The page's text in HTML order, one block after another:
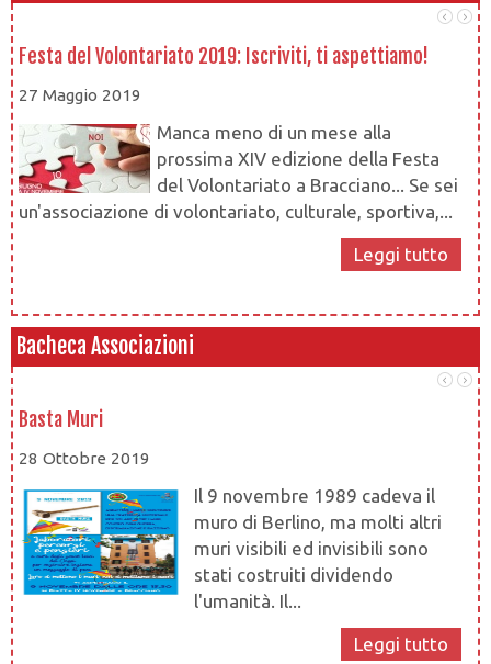
Festa del Volontariato 2019: Iscriviti, ti aspettiamo!
27 Maggio 2019
Manca meno di un mese alla
prossima XIV edizione della Festa
del Volontariato a Bracciano... Se sei
un'associazione di volontariato, culturale, sportiva,...
Leggi tutto
Bacheca Associazioni
Basta Muri
28 Ottobre 2019
Il 9 novembre 1989 cadeva il
muro di Berlino, ma molti altri
muri visibili ed invisibili sono
stati costruiti dividendo
l'umanità. Il...
Leggi tutto